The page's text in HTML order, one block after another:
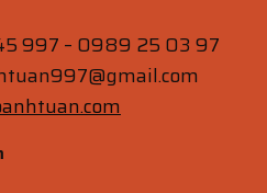
997 – 0989 25 03 97